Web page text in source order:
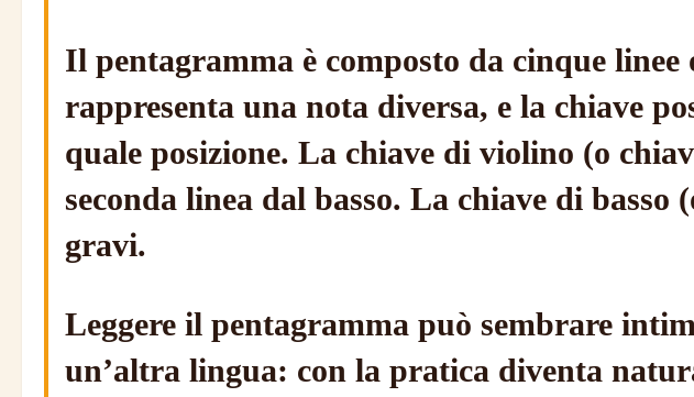
Il pentagramma è composto da cinque
rappresenta una nota diversa, e la chiave
quale posizione. La chiave di violino (o
seconda linea dal basso. La chiave di
gravi.
Leggere il pentagramma può sembrare
un’altra lingua: con la pratica diventa